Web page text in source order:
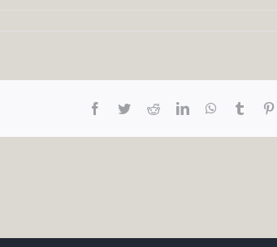
Facebook
TwitterRedditLinkedInWhatsApp
Tumblr